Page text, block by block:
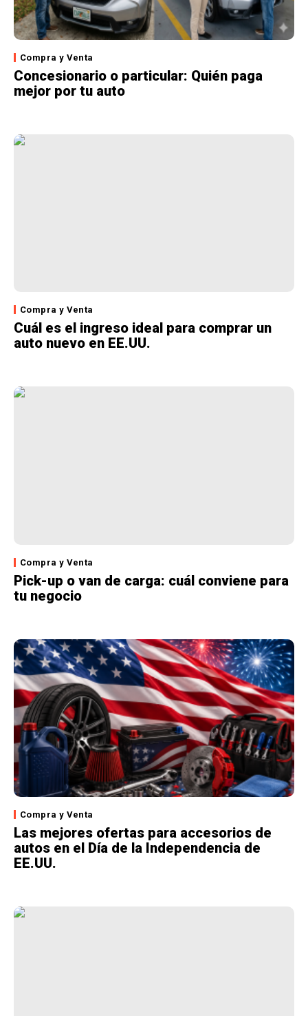
Compra y Venta
Concesionario o particular: Quién paga
mejor por tu auto
Compra y Venta
Cuál es el ingreso ideal para comprar un
auto nuevo en EE.UU.
Compra y Venta
Pick-up o van de carga: cuál conviene para
tu negocio
Compra y Venta
Las mejores ofertas para accesorios de
autos en el Día de la Independencia de
EE.UU.